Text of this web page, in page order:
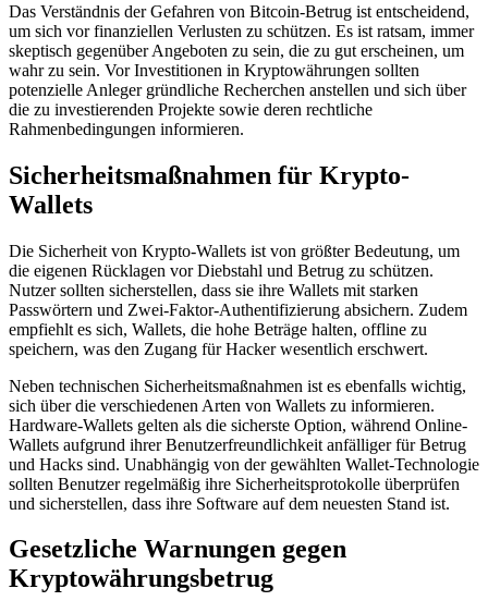
Das Verständnis der Gefahren von Bitcoin-Betrug ist entscheidend,
um sich vor finanziellen Verlusten zu schützen. Es ist ratsam, immer
skeptisch gegenüber Angeboten zu sein, die zu gut erscheinen, um
wahr zu sein. Vor Investitionen in Kryptowährungen sollten
potenzielle Anleger gründliche Recherchen anstellen und sich über
die zu investierenden Projekte sowie deren rechtliche
Rahmenbedingungen informieren.
Sicherheitsmaßnahmen für Krypto-
Wallets
Die Sicherheit von Krypto-Wallets ist von größter Bedeutung, um
die eigenen Rücklagen vor Diebstahl und Betrug zu schützen.
Nutzer sollten sicherstellen, dass sie ihre Wallets mit starken
Passwörtern und Zwei-Faktor-Authentifizierung absichern. Zudem
empfiehlt es sich, Wallets, die hohe Beträge halten, offline zu
speichern, was den Zugang für Hacker wesentlich erschwert.
Neben technischen Sicherheitsmaßnahmen ist es ebenfalls wichtig,
sich über die verschiedenen Arten von Wallets zu informieren.
Hardware-Wallets gelten als die sicherste Option, während Online-
Wallets aufgrund ihrer Benutzerfreundlichkeit anfälliger für Betrug
und Hacks sind. Unabhängig von der gewählten Wallet-Technologie
sollten Benutzer regelmäßig ihre Sicherheitsprotokolle überprüfen
und sicherstellen, dass ihre Software auf dem neuesten Stand ist.
Gesetzliche Warnungen gegen
Kryptowährungsbetrug